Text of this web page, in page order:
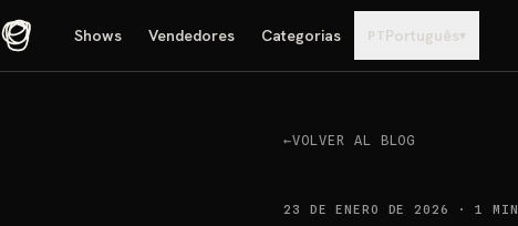
Shows Vendedores Categorias PTPortuguês▾
←VOLVER AL BLOG
23 DE ENERO DE 2026 ·1 MIN